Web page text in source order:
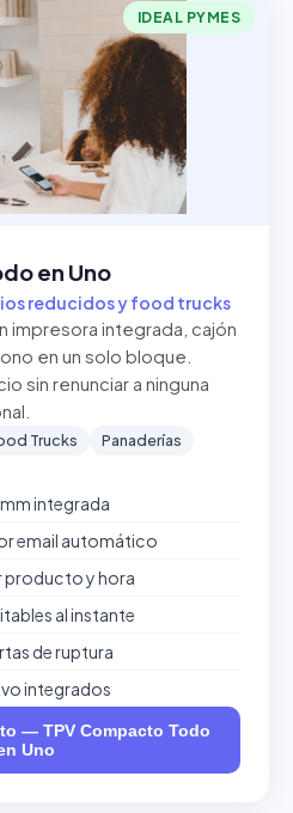
IDEAL PYMES
en Uno
reducidos y food trucks
impresora integrada, cajón
en un solo bloque.
sin renunciar a ninguna
Trucks
Panaderías
integrada
email automático
producto y hora
al instante
de ruptura
integrados
— TPV Compacto Todo
Uno